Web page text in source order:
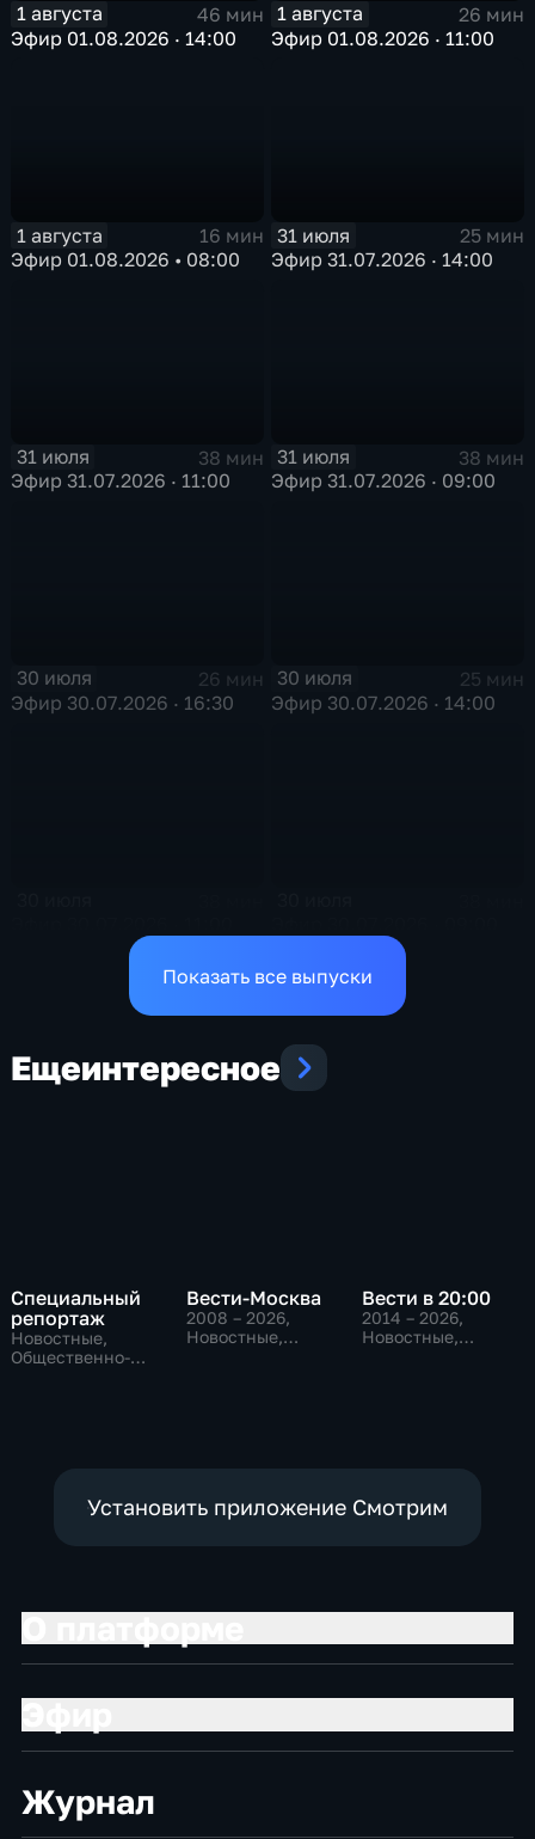
1 августа
46 мин
Эфир 01.08.2026 · 14:00
1 августа
26 мин
Эфир 01.08.2026 · 11:00
1 августа
16 мин
Эфир 01.08.2026 • 08:00
31 июля
25 мин
Эфир 31.07.2026 · 14:00
31 июля
38 мин
Эфир 31.07.2026 · 11:00
31 июля
38 мин
Эфир 31.07.2026 · 09:00
30 июля
26 мин
Эфир 30.07.2026 · 16:30
30 июля
25 мин
Эфир 30.07.2026 · 14:00
Показать все выпуски
Ещеинтересное
Специальный
репортаж
Новостные,
Общественно-
Вести-Москва
2008 – 2026,
Новостные,
Вести в 20:00
2014 – 2026,
Новостные,
Установить приложение Смотрим
Журнал